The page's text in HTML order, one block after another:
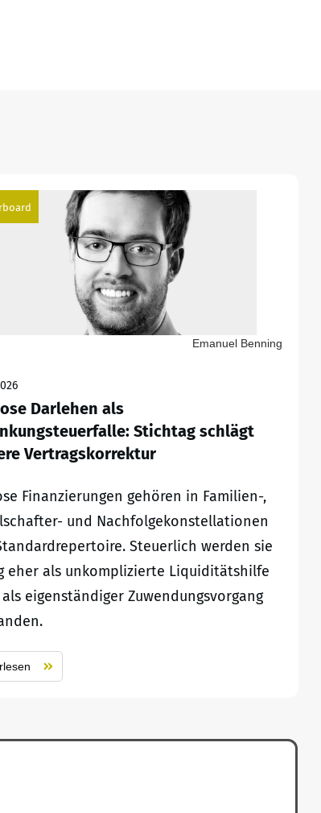
Emanuel Benning
Darlehen als
Stichtag schlägt
Vertragskorrektur
Finanzierungen gehören in Familien-,
und Nachfolgekonstellationen
Steuerlich werden sie
eher als unkomplizierte Liquiditätshilfe
eigenständiger Zuwendungsvorgang